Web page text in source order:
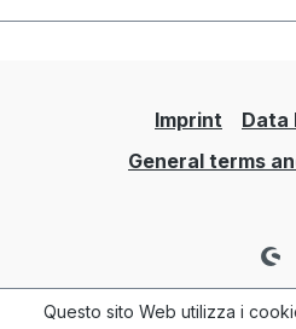
Imprint
Data
General terms
Questo sito Web utilizza i